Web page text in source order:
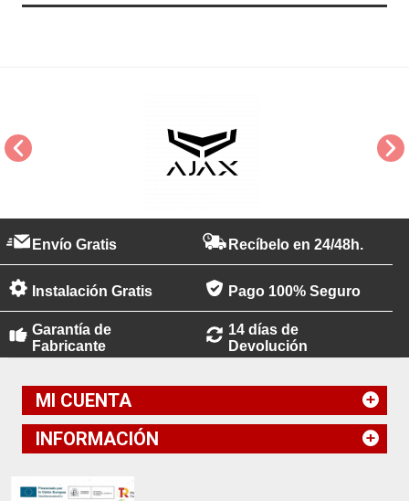
Envío Gratis Recíbelo en 24/48h.
Instalación Gratis Pago 100% Seguro
Garantía de
Fabricante
14 días de
Devolución
MI CUENTA
INFORMACIÓN